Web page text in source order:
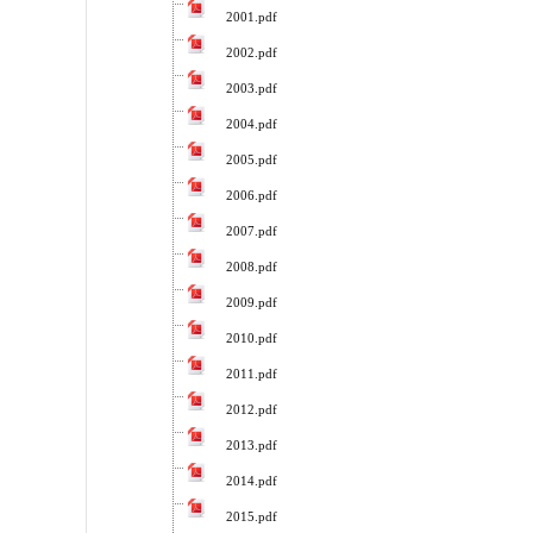
2001.pdf
2002.pdf
2003.pdf
2004.pdf
2005.pdf
2006.pdf
2007.pdf
2008.pdf
2009.pdf
2010.pdf
2011.pdf
2012.pdf
2013.pdf
2014.pdf
2015.pdf